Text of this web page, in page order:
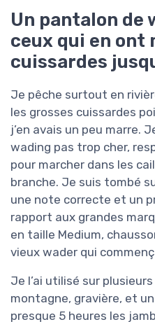
Un pantalon de
ceux qui en ont
cuissardes
Je pêche surtout en
les grosses cuissardes
j’en avais un peu marre.
wading pas trop cher,
pour marcher dans les
branche. Je suis tombé
une note correcte et un
rapport aux grandes
en taille Medium,
vieux wader qui
Je l’ai utilisé sur
montagne, gravière, et
presque 5 heures les